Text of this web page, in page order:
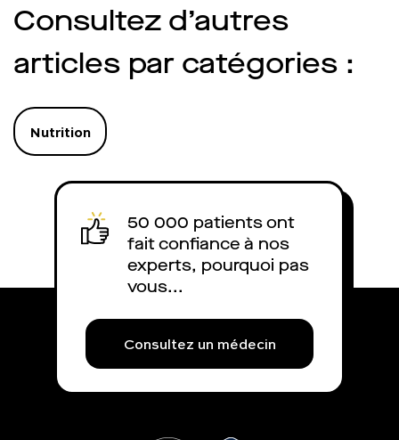
de Saxenda ?
médecins ? Quel
est-il remboursé
explique.
Consultez d’autres
articles par catégories :
Nutrition
50 000 patients ont
fait confiance à nos
experts, pourquoi pas
vous...
Consultez un médecin